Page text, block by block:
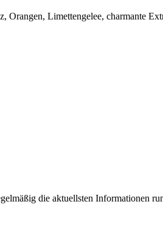
Limettengelee, charmante
die aktuellsten Informationen